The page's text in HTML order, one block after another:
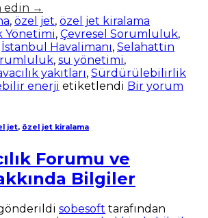
edin →
, özel jet, özel jet kiralama
Yönetimi, Çevresel Sorumluluk,
İstanbul Havalimanı, Selahattin
, su yönetimi,
yakıtları, Sürdürülebilirlik
enerji etiketlendi Bir yorum
jet, özel jet kiralama
Forumu ve
Bilgiler
sobesoft tarafından